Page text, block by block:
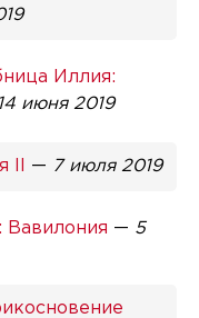
Иллия:
14 июня 2019
II — 7 июля 2019
Вавилония — 5